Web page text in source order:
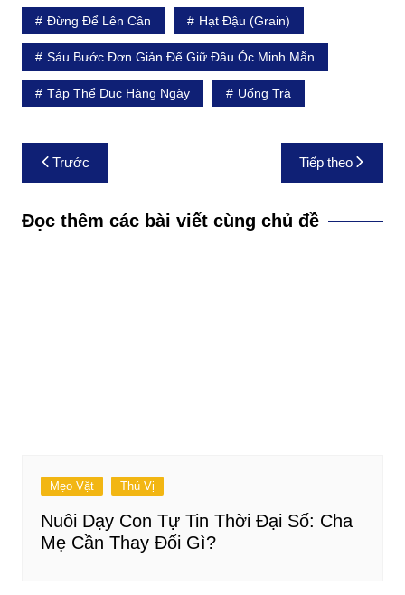
Đừng Để Lên Cân Hạt Đậu (grain)
Sáu Bước Đơn Giản Để Giữ Đầu Óc Minh Mẫn
Tập Thể Dục Hàng Ngày Uống Trà
Điều
hướng
bài
viết
Trước Tiếp theo
Đọc thêm các bài viết cùng chủ đề
Mẹo Vặt Thú Vị
Nuôi Dạy Con Tự Tin Thời Đại Số: Cha
Mẹ Cần Thay Đổi Gì?